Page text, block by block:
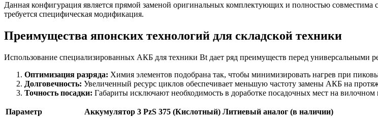
Данная конфигурация является прямой заменой оригинальных комплектующих и полностью
требуется специфическая модификация.
Преимущества японских технологий для складской техники
Использование специализированных АКБ для техники Bt дает ряд преимуществ перед универсальными
Оптимизация разряда: Химия элементов подобрана так, чтобы минимизировать нагрев при
Долговечность: Увеличенный ресурс циклов обеспечивает меньшую частоту замены АКБ на
Точность посадки: Габариты исключают необходимость в доработке посадочных мест на вилочном
Параметр Аккумулятор 3 PzS 375 (Кислотный) Литиевый аналог (в наличии)